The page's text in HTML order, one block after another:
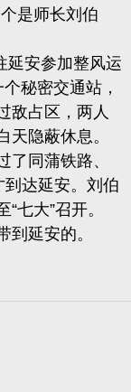
是师长刘伯
延安参加整风运
秘密交通站，
敌占区，两人
隐蔽休息。
同蒲铁路、
达延安。刘伯
七大”召开。
到延安的。